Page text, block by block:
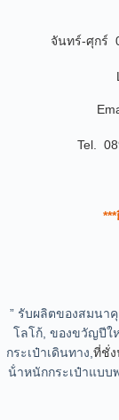
จันทร์-ศุกร์
Tel.
” รับผลิตของสมนา
โลโก้, ของขวัญปีใ
กระเป๋าเดินทาง,ที่ชั่ง
น้ําหนักกระเป๋าแบบ